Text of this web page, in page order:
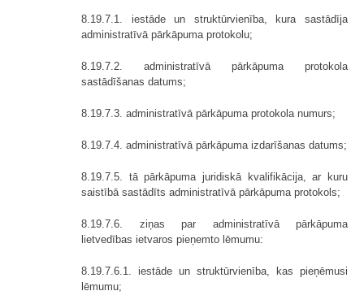
8.19.7.1. iestāde un struktūrvienība, kura sastādīja
administratīvā pārkāpuma protokolu;
8.19.7.2. administratīvā pārkāpuma protokola
sastādīšanas datums;
8.19.7.3. administratīvā pārkāpuma protokola numurs;
8.19.7.4. administratīvā pārkāpuma izdarīšanas datums;
8.19.7.5. tā pārkāpuma juridiskā kvalifikācija, ar kuru
saistībā sastādīts administratīvā pārkāpuma protokols;
8.19.7.6. ziņas par administratīvā pārkāpuma
lietvedības ietvaros pieņemto lēmumu:
8.19.7.6.1. iestāde un struktūrvienība, kas pieņēmusi
lēmumu;